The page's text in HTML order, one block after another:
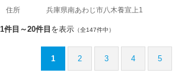
住所 兵庫県南あわじ市八木養宣上1
1件目～20件目 を表示 （全147件中）
1 2 3 4 5